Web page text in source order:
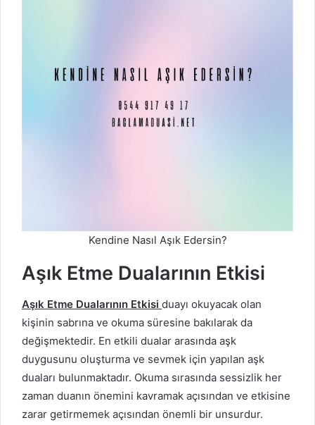
Kendine Nasıl Aşık Edersin?
Aşık Etme Dualarının Etkisi
Aşık Etme Dualarının Etkisi duayı okuyacak olan
kişinin sabrına ve okuma süresine bakılarak da
değişmektedir. En etkili dualar arasında aşk
duygusunu oluşturma ve sevmek için yapılan aşk
duaları bulunmaktadır. Okuma sırasında sessizlik her
zaman duanın önemini kavramak açısından ve etkisine
zarar getirmemek açısından önemli bir unsurdur.